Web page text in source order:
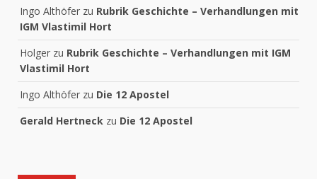
Ingo Althöfer zu Rubrik Geschichte – Verhandlungen mit
IGM Vlastimil Hort
Holger zu Rubrik Geschichte – Verhandlungen mit IGM
Vlastimil Hort
Ingo Althöfer zu Die 12 Apostel
Gerald Hertneck zu Die 12 Apostel